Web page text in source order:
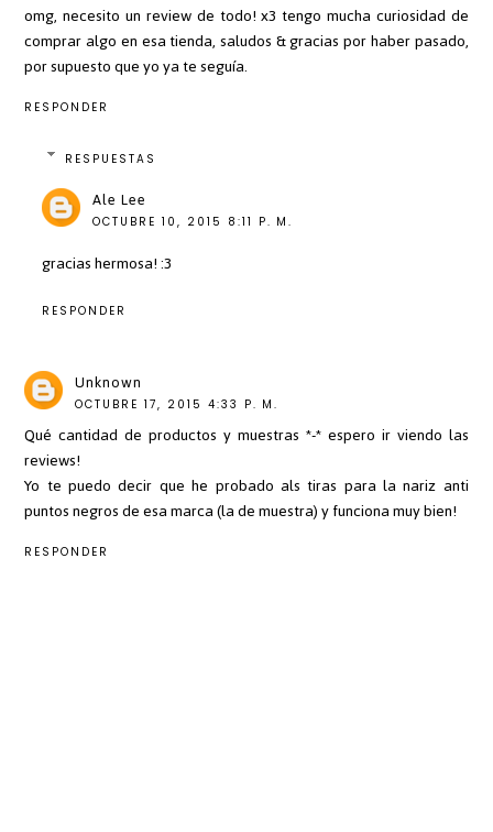
omg, necesito un review de todo! x3 tengo mucha curiosidad de
comprar algo en esa tienda, saludos & gracias por haber pasado,
por supuesto que yo ya te seguía.
RESPONDER
RESPUESTAS
Ale Lee
OCTUBRE 10, 2015 8:11 P. M.
gracias hermosa! :3
RESPONDER
Unknown
OCTUBRE 17, 2015 4:33 P. M.
Qué cantidad de productos y muestras *-* espero ir viendo las
reviews!
Yo te puedo decir que he probado als tiras para la nariz anti
puntos negros de esa marca (la de muestra) y funciona muy bien!
RESPONDER